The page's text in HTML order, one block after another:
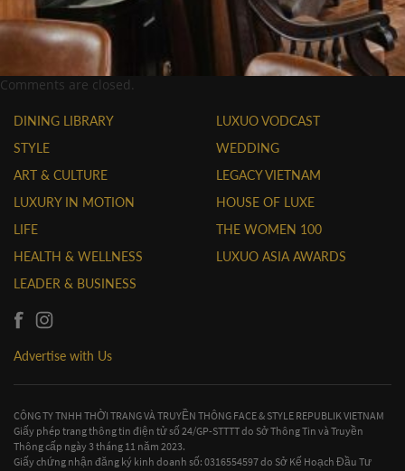
Comments are closed.
DINING LIBRARY
STYLE
ART & CULTURE
LUXURY IN MOTION
LIFE
HEALTH & WELLNESS
LEADER & BUSINESS
LUXUO VODCAST
WEDDING
LEGACY VIETNAM
HOUSE OF LUXE
THE WOMEN 100
LUXUO ASIA AWARDS
Advertise with Us
CÔNG TY TNHH THỜI TRANG VÀ TRUYỀN THÔNG FACE & STYLE REPUBLIK VIETNAM
Giấy phép trang thông tin điện tử số 24/GP-STTTT do Sở Thông Tin và Truyền
Thông cấp ngày 3 tháng 11 năm 2023.
Giấy chứng nhận đăng ký kinh doanh số: 0316554597 do Sở Kế Hoạch Đầu Tư